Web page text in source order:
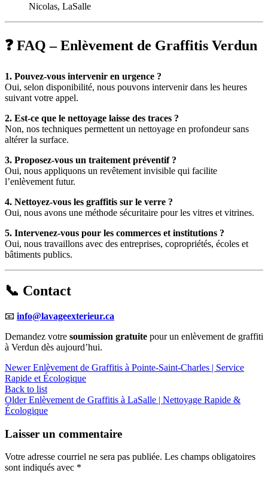
Nicolas, LaSalle
❓ FAQ – Enlèvement de Graffitis Verdun
1. Pouvez-vous intervenir en urgence ?
Oui, selon disponibilité, nous pouvons intervenir dans les heures
suivant votre appel.
2. Est-ce que le nettoyage laisse des traces ?
Non, nos techniques permettent un nettoyage en profondeur sans
altérer la surface.
3. Proposez-vous un traitement préventif ?
Oui, nous appliquons un revêtement invisible qui facilite
l’enlèvement futur.
4. Nettoyez-vous les graffitis sur le verre ?
Oui, nous avons une méthode sécuritaire pour les vitres et vitrines.
5. Intervenez-vous pour les commerces et institutions ?
Oui, nous travaillons avec des entreprises, copropriétés, écoles et
bâtiments publics.
📞 Contact
📧 info@lavageexterieur.ca
Demandez votre soumission gratuite pour un enlèvement de graffiti
à Verdun dès aujourd’hui.
Newer Enlèvement de Graffitis à Pointe-Saint-Charles | Service
Rapide et Écologique
Back to list
Older Enlèvement de Graffitis à LaSalle | Nettoyage Rapide &
Écologique
Laisser un commentaire
Votre adresse courriel ne sera pas publiée. Les champs obligatoires
sont indiqués avec *